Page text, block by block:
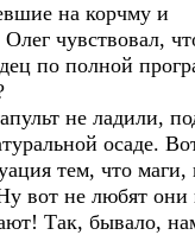
на корчму и
чувствовал,
по полной
не ладили,
осаде.
тем, что маги,
вот не любят они
Так, бывало,